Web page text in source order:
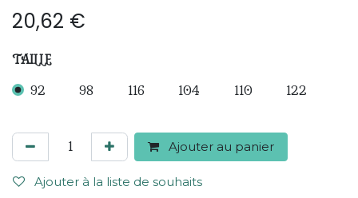
20,62 €
TAILLE
92 98 116 104 110 122
Ajouter au panier
Ajouter à la liste de souhaits